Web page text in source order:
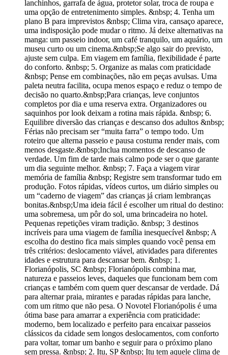
lanchinhos, garrafa de água, protetor solar, troca de roupa e
uma opção de entretenimento simples. &nbsp; 4. Tenha um
plano B para imprevistos &nbsp; Clima vira, cansaço aparece,
uma indisposição pode mudar o ritmo. Já deixe alternativas na
manga: um passeio indoor, um café tranquilo, um aquário, um
museu curto ou um cinema.&nbsp;Se algo sair do previsto,
ajuste sem culpa. Em viagem em família, flexibilidade é parte
do conforto. &nbsp; 5. Organize as malas com praticidade
&nbsp; Pense em combinações, não em peças avulsas. Uma
paleta neutra facilita, ocupa menos espaço e reduz o tempo de
decisão no quarto.&nbsp;Para crianças, leve conjuntos
completos por dia e uma reserva extra. Organizadores ou
saquinhos por look deixam a rotina mais rápida. &nbsp; 6.
Equilibre diversão das crianças e descanso dos adultos &nbsp;
Férias não precisam ser “muita farra” o tempo todo. Um
roteiro que alterna passeio e pausa costuma render mais, com
menos desgaste.&nbsp;Inclua momentos de descanso de
verdade. Um fim de tarde mais calmo pode ser o que garante
um dia seguinte melhor. &nbsp; 7. Faça a viagem virar
memória de família &nbsp; Registre sem transformar tudo em
produção. Fotos rápidas, vídeos curtos, um diário simples ou
um “caderno de viagem” das crianças já criam lembranças
bonitas.&nbsp;Uma ideia fácil é escolher um ritual do destino:
uma sobremesa, um pôr do sol, uma brincadeira no hotel.
Pequenas repetições viram tradição. &nbsp; 3 destinos
incríveis para uma viagem de família inesquecível &nbsp; A
escolha do destino fica mais simples quando você pensa em
três critérios: deslocamento viável, atividades para diferentes
idades e estrutura para descansar bem. &nbsp; 1.
Florianópolis, SC &nbsp; Florianópolis combina mar,
natureza e passeios leves, daqueles que funcionam bem com
crianças e também com quem quer descansar de verdade. Dá
para alternar praia, mirantes e paradas rápidas para lanche,
com um ritmo que não pesa. O Novotel Florianópolis é uma
ótima base para amarrar a experiência com praticidade:
moderno, bem localizado e perfeito para encaixar passeios
clássicos da cidade sem longos deslocamentos, com conforto
para voltar, tomar um banho e seguir para o próximo plano
sem pressa. &nbsp; 2. Itu, SP &nbsp; Itu tem aquele clima de